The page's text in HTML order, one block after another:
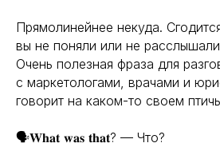
Прямолинейнее некуда.
вы не поняли или не
Очень полезная фраза для
с маркетологами, врачами и
говорит на каком-то своем
🗣️𝐖𝐡𝐚𝐭 𝐰𝐚𝐬 𝐭𝐡𝐚𝐭? — Что?